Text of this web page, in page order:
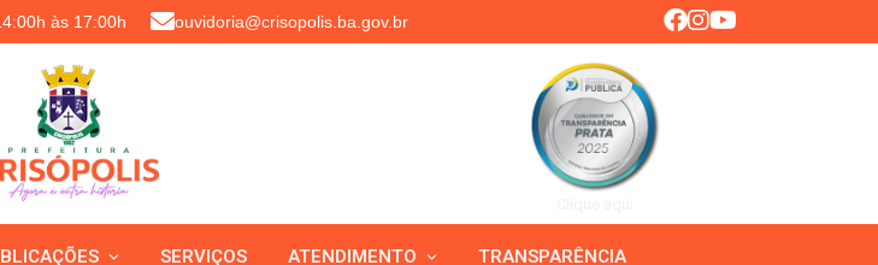
às 17:00h ouvidoria@crisopolis.ba.gov.br
SERVIÇOS ATENDIMENTO TRANSPARÊNCIA